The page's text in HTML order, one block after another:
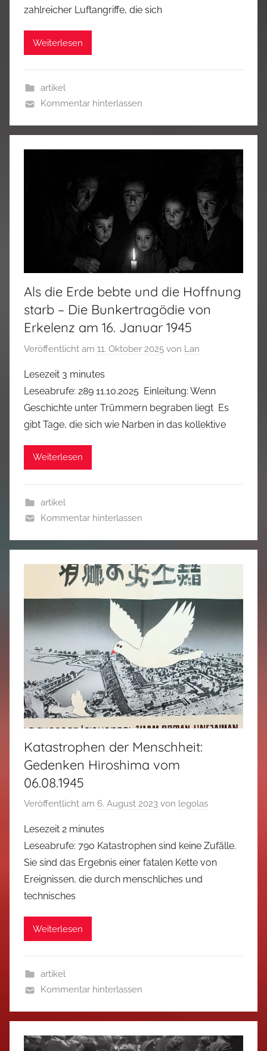
zahlreicher Luftangriffe, die sich
Weiterlesen
artikel
Kommentar hinterlassen
Als die Erde bebte und die Hoffnung
starb – Die Bunkertragödie von
Erkelenz am 16. Januar 1945
Veröffentlicht am 11. Oktober 2025 von Lan
Lesezeit 3 minutes
Leseabrufe: 289 11.10.2025 Einleitung: Wenn
Geschichte unter Trümmern begraben liegt Es
gibt Tage, die sich wie Narben in das kollektive
Weiterlesen
artikel
Kommentar hinterlassen
Katastrophen der Menschheit:
Gedenken Hiroshima vom
06.08.1945
Veröffentlicht am 6. August 2023 von legolas
Lesezeit 2 minutes
Leseabrufe: 790 Katastrophen sind keine Zufälle.
Sie sind das Ergebnis einer fatalen Kette von
Ereignissen, die durch menschliches und
technisches
Weiterlesen
artikel
Kommentar hinterlassen